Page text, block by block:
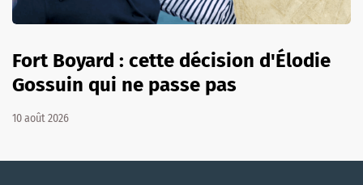
Fort Boyard : cette décision d'Élodie
Gossuin qui ne passe pas
10 août 2026